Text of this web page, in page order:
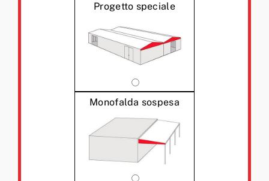
Progetto speciale
Monofalda sospesa